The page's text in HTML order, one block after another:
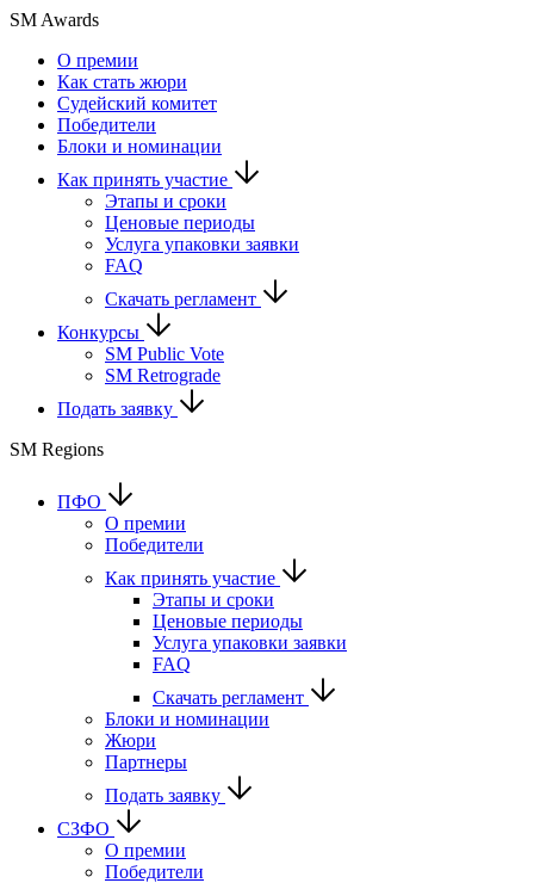
SM Awards
О премии
Как стать жюри
Судейский комитет
Победители
Блоки и номинации
Как принять участие
Этапы и сроки
Ценовые периоды
Услуга упаковки заявки
FAQ
Скачать регламент
Конкурсы
SM Public Vote
SM Retrograde
Подать заявку
SM Regions
ПФО
О премии
Победители
Как принять участие
Этапы и сроки
Ценовые периоды
Услуга упаковки заявки
FAQ
Скачать регламент
Блоки и номинации
Жюри
Партнеры
Подать заявку
СЗФО
О премии
Победители